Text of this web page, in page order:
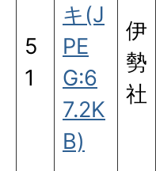
5
1
キ(J
PE
G:6
7.2K
B)
伊
勢
社